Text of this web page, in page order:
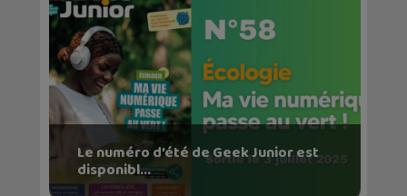
Le numéro d’été de Geek Junior est
disponibl...